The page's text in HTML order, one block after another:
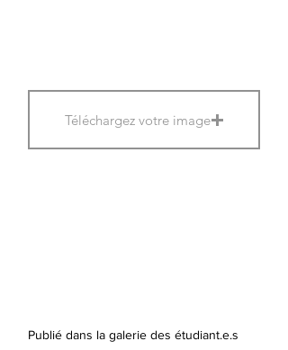
Téléchargez votre image
Publié dans la galerie des étudiant.e.s